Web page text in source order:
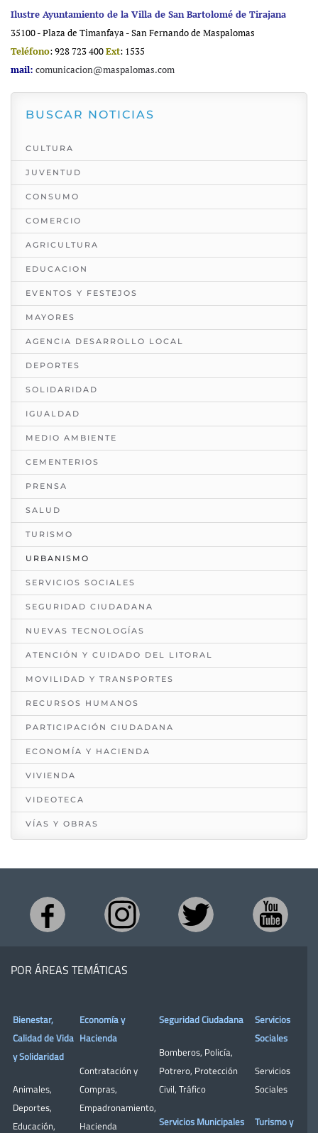
Ilustre Ayuntamiento de la Villa de San Bartolomé de Tirajana
35100 - Plaza de Timanfaya - San Fernando de Maspalomas
Teléfono: 928 723 400Ext: 1535
mail: comunicacion@maspalomas.com
BUSCAR NOTICIAS
CULTURA
JUVENTUD
CONSUMO
COMERCIO
AGRICULTURA
EDUCACION
EVENTOS Y FESTEJOS
MAYORES
AGENCIA DESARROLLO LOCAL
DEPORTES
SOLIDARIDAD
IGUALDAD
MEDIO AMBIENTE
CEMENTERIOS
PRENSA
SALUD
TURISMO
URBANISMO
SERVICIOS SOCIALES
SEGURIDAD CIUDADANA
NUEVAS TECNOLOGÍAS
ATENCIÓN Y CUIDADO DEL LITORAL
MOVILIDAD Y TRANSPORTES
RECURSOS HUMANOS
PARTICIPACIÓN CIUDADANA
ECONOMÍA Y HACIENDA
VIVIENDA
VIDEOTECA
VÍAS Y OBRAS
POR ÁREAS TEMÁTICAS
Bienestar,
Calidad de Vida
y Solidaridad
Animales,
Deportes,
Educación,
Economía y
Hacienda
Contratación y
Compras,
Empadronamiento,
Hacienda
Seguridad Ciudadana
Bomberos, Policía,
Potrero, Protección
Civil, Tráfico
Servicios Municipales
Servicios
Sociales
Servicios
Sociales
Turismo y